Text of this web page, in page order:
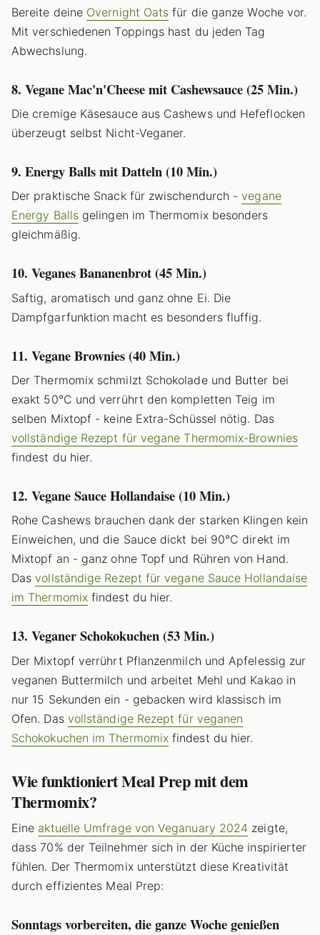
Bereite deine Overnight Oats für die ganze Woche vor.
Mit verschiedenen Toppings hast du jeden Tag
Abwechslung.
8. Vegane Mac'n'Cheese mit Cashewsauce (25 Min.)
Die cremige Käsesauce aus Cashews und Hefeflocken
überzeugt selbst Nicht-Veganer.
9. Energy Balls mit Datteln (10 Min.)
Der praktische Snack für zwischendurch -vegane
Energy Ballsgelingen im Thermomix besonders
gleichmäßig.
10. Veganes Bananenbrot (45 Min.)
Saftig, aromatisch und ganz ohne Ei. Die
Dampfgarfunktion macht es besonders fluffig.
11. Vegane Brownies (40 Min.)
Der Thermomix schmilzt Schokolade und Butter bei
exakt 50°C und verrührt den kompletten Teig im
selben Mixtopf - keine Extra-Schüssel nötig. Das
vollständige Rezept für vegane Thermomix-Brownies
findest du hier.
12. Vegane Sauce Hollandaise (10 Min.)
Rohe Cashews brauchen dank der starken Klingen kein
Einweichen, und die Sauce dickt bei 90°C direkt im
Mixtopf an - ganz ohne Topf und Rühren von Hand.
Dasvollständige Rezept für vegane Sauce Hollandaise
im Thermomixfindest du hier.
13. Veganer Schokokuchen (53 Min.)
Der Mixtopf verrührt Pflanzenmilch und Apfelessig zur
veganen Buttermilch und arbeitet Mehl und Kakao in
nur 15 Sekunden ein - gebacken wird klassisch im
Ofen. Das vollständige Rezept für veganen
Schokokuchen im Thermomix findest du hier.
Wie funktioniert Meal Prep mit dem
Thermomix?
Eine aktuelle Umfrage von Veganuary 2024 zeigte,
dass 70% der Teilnehmer sich in der Küche inspirierter
fühlen. Der Thermomix unterstützt diese Kreativität
durch effizientes Meal Prep:
Sonntags vorbereiten, die ganze Woche genießen